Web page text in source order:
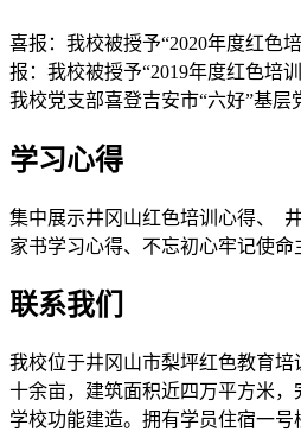
喜报：我校被授予“2020年度红色
报：我校被授予“2019年度红色培
我校党支部喜登吉安市“六好”基层
学习心得
集中展示井冈山红色培训心得、
家书学习心得、不忘初心牢记使
联系我们
我校位于井冈山市梨坪红色教育
十余亩，建筑面积近四万平方米，
学校功能建造。拥有学员住宿一